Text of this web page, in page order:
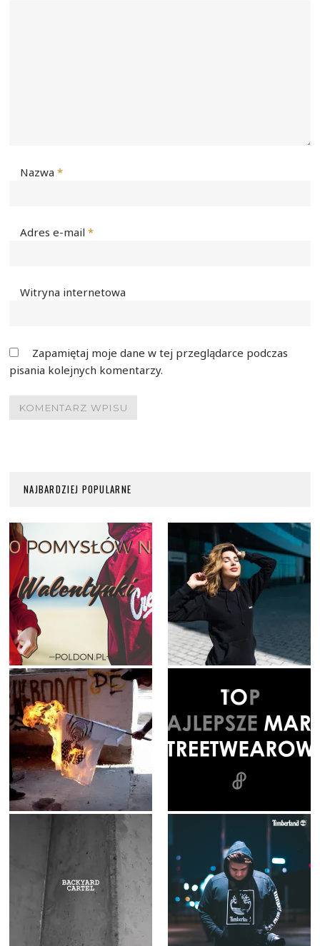
Nazwa*
Adres e-mail*
Witryna internetowa
Zapamiętaj moje dane w tej przeglądarce podczas
pisania kolejnych komentarzy.
NAJBARDZIEJ POPULARNE